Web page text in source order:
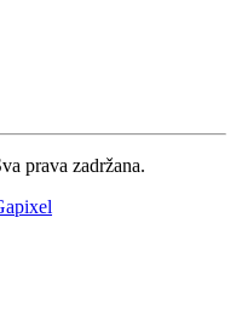
prava zadržana.